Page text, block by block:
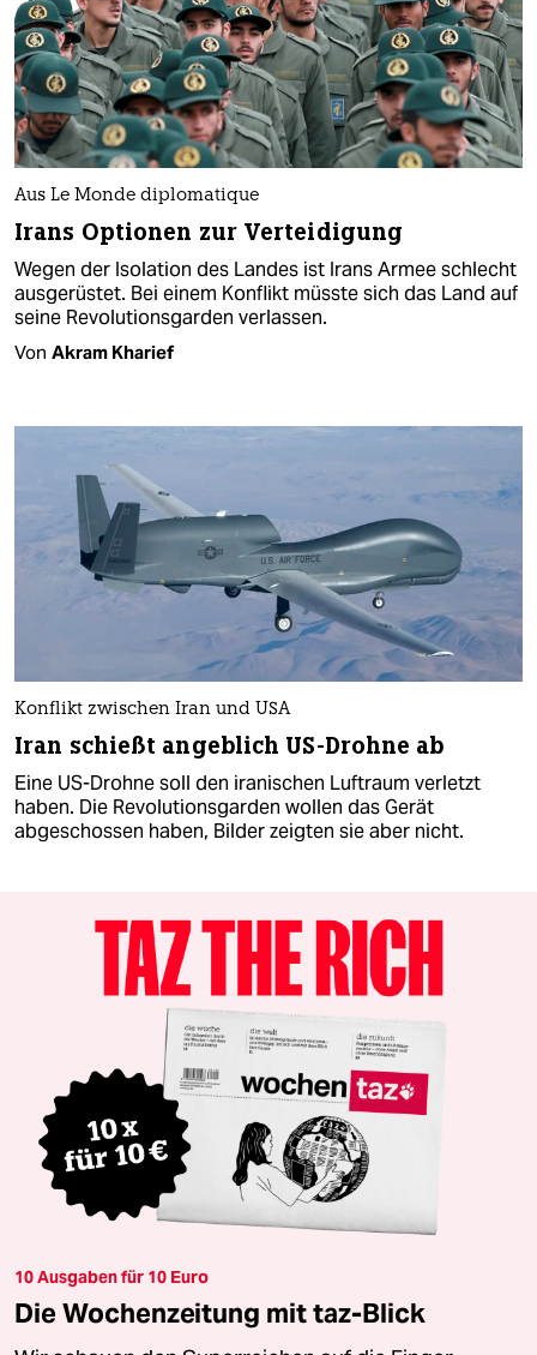
Aus Le Monde diplomatique
Irans Optionen zur Verteidigung
Wegen der Isolation des Landes ist Irans Armee schlecht
ausgerüstet. Bei einem Konflikt müsste sich das Land auf
seine Revolutionsgarden verlassen.
Von Akram Kharief
Konflikt zwischen Iran und USA
Iran schießt angeblich US-Drohne ab
Eine US-Drohne soll den iranischen Luftraum verletzt
haben. Die Revolutionsgarden wollen das Gerät
abgeschossen haben, Bilder zeigten sie aber nicht.
10 Ausgaben für 10 Euro
Die Wochenzeitung mit taz-Blick